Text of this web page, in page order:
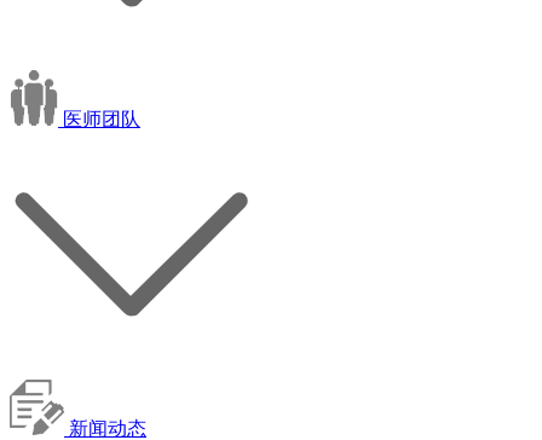
医师团队
新闻动态